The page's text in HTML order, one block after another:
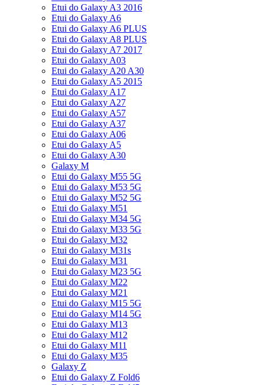
Etui do Galaxy A3 2016
Etui do Galaxy A6
Etui do Galaxy A6 PLUS
Etui do Galaxy A8 PLUS
Etui do Galaxy A7 2017
Etui do Galaxy A03
Etui do Galaxy A20 A30
Etui do Galaxy A5 2015
Etui do Galaxy A17
Etui do Galaxy A27
Etui do Galaxy A57
Etui do Galaxy A37
Etui do Galaxy A06
Etui do Galaxy A5
Etui do Galaxy A30
Galaxy M
Etui do Galaxy M55 5G
Etui do Galaxy M53 5G
Etui do Galaxy M52 5G
Etui do Galaxy M51
Etui do Galaxy M34 5G
Etui do Galaxy M33 5G
Etui do Galaxy M32
Etui do Galaxy M31s
Etui do Galaxy M31
Etui do Galaxy M23 5G
Etui do Galaxy M22
Etui do Galaxy M21
Etui do Galaxy M15 5G
Etui do Galaxy M14 5G
Etui do Galaxy M13
Etui do Galaxy M12
Etui do Galaxy M11
Etui do Galaxy M35
Galaxy Z
Etui do Galaxy Z Fold6